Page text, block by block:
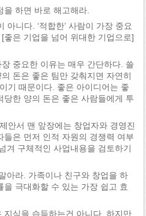
하면 바로 해고해라.
아니다. ‘적합한’ 사람이 가장 중요
좋은 기업을 넘어 위대한 기업으로]
중요한 이유는 매우 간단하다. 쓸
돈은 좋은 팀만 갖춰지면 자연히
기 때문이다. 좋은 아이디어는 좋
당한 양의 돈은 좋은 사람들에게 투
안서 맨 앞장에는 창업자와 경영진
들은 먼저 인적 자원의 경쟁력 여부
겨 구체적인 사업내용을 검토하기
아라. 가족이나 친구와 창업을 하
을 극대화할 수 있는 가장 쉽고 효
지식을 습득하는건 아니다. 하지만